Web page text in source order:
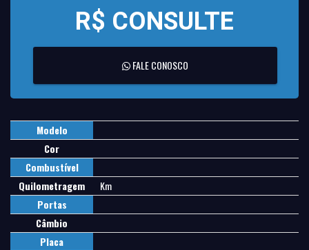
R$ CONSULTE
FALE CONOSCO
Modelo
Cor
Combustível
Quilometragem
Km
Portas
Câmbio
Placa